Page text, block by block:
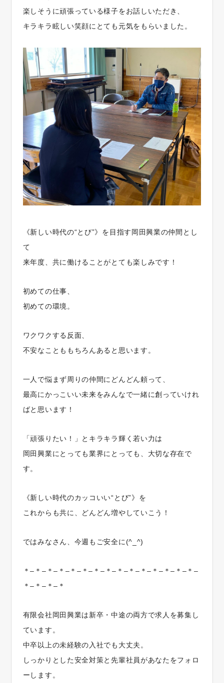
楽しそうに頑張っている様子をお話しいただき、
キラキラ眩しい笑顔にとても元気をもらいました。
《新しい時代の“とび”》を目指す岡田興業の仲間とし
て
来年度、共に働けることがとても楽しみです！
初めての仕事、
初めての環境。
ワクワクする反面、
不安なことももちろんあると思います。
一人で悩まず周りの仲間にどんどん頼って、
最高にかっこいい未来をみんなで一緒に創っていけれ
ばと思います！
「頑張りたい！」とキラキラ輝く若い力は
岡田興業にとっても業界にとっても、大切な存在で
す。
《新しい時代のカッコいい“とび”》を
これからも共に、どんどん増やしていこう！
ではみなさん、今週もご安全に(^_^)
＊–＊–＊–＊–＊–＊–＊–＊–＊–＊–＊–＊–＊–＊–＊–
＊–＊–＊–＊
有限会社岡田興業は新卒・中途の両方で求人を募集し
ています。
中卒以上の未経験の入社でも大丈夫。
しっかりとした安全対策と先輩社員があなたをフォロ
ーします。